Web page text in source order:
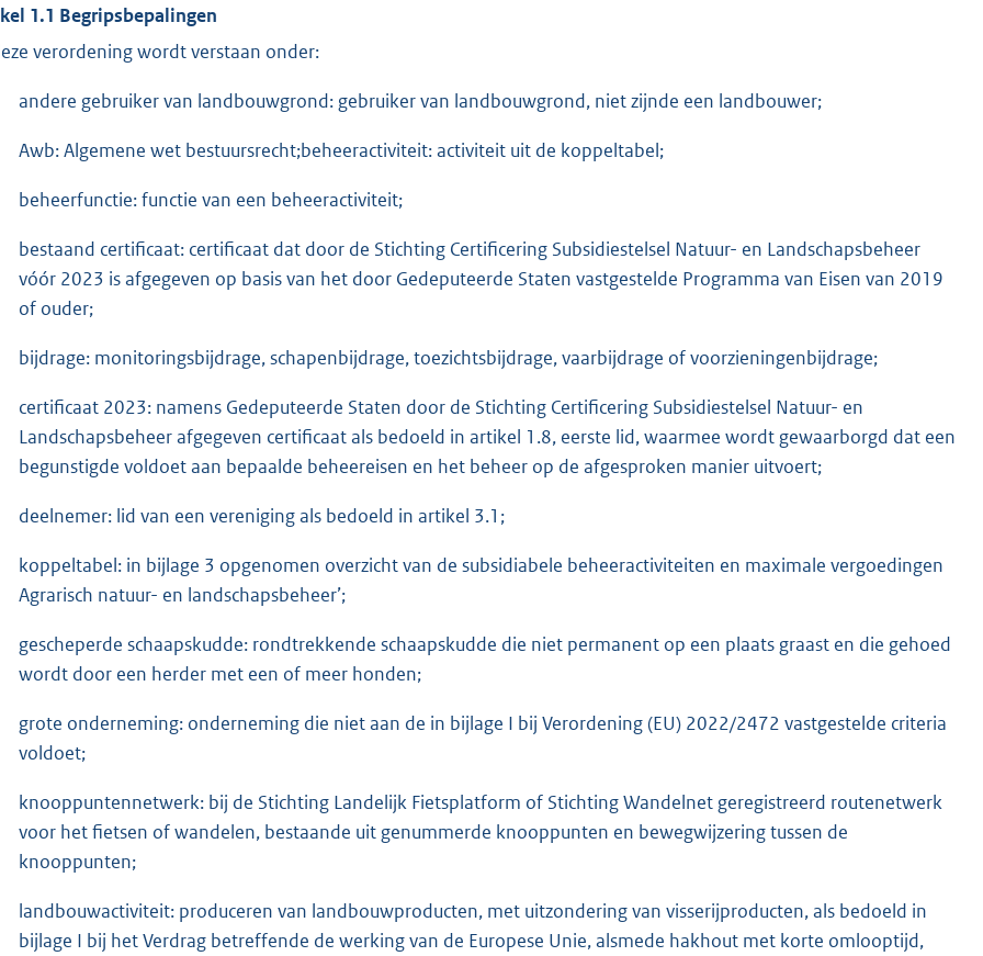
1.1 Begripsbepalingen
verordening wordt verstaan onder:
andere gebruiker van landbouwgrond: gebruiker van landbouwgrond, niet zijnde een landbouwer;
Awb: Algemene wet bestuursrecht;beheeractiviteit: activiteit uit de koppeltabel;
beheerfunctie: functie van een beheeractiviteit;
bestaand certificaat: certificaat dat door de Stichting Certificering Subsidiestelsel Natuur- en Landschapsbeheer
vóór 2023 is afgegeven op basis van het door Gedeputeerde Staten vastgestelde Programma van Eisen van 2019
of ouder;
bijdrage: monitoringsbijdrage, schapenbijdrage, toezichtsbijdrage, vaarbijdrage of voorzieningenbijdrage;
certificaat 2023: namens Gedeputeerde Staten door de Stichting Certificering Subsidiestelsel Natuur- en
Landschapsbeheer afgegeven certificaat als bedoeld in artikel 1.8, eerste lid, waarmee wordt gewaarborgd dat een
begunstigde voldoet aan bepaalde beheereisen en het beheer op de afgesproken manier uitvoert;
deelnemer: lid van een vereniging als bedoeld in artikel 3.1;
koppeltabel: in bijlage 3 opgenomen overzicht van de subsidiabele beheeractiviteiten en maximale vergoedingen
Agrarisch natuur- en landschapsbeheer’;
gescheperde schaapskudde: rondtrekkende schaapskudde die niet permanent op een plaats graast en die gehoed
wordt door een herder met een of meer honden;
grote onderneming: onderneming die niet aan de in bijlage I bij Verordening (EU) 2022/2472 vastgestelde criteria
voldoet;
knooppuntennetwerk: bij de Stichting Landelijk Fietsplatform of Stichting Wandelnet geregistreerd routenetwerk
voor het fietsen of wandelen, bestaande uit genummerde knooppunten en bewegwijzering tussen de
knooppunten;
landbouwactiviteit: produceren van landbouwproducten, met uitzondering van visserijproducten, als bedoeld in
bijlage I bij het Verdrag betreffende de werking van de Europese Unie, alsmede hakhout met korte omlooptijd,